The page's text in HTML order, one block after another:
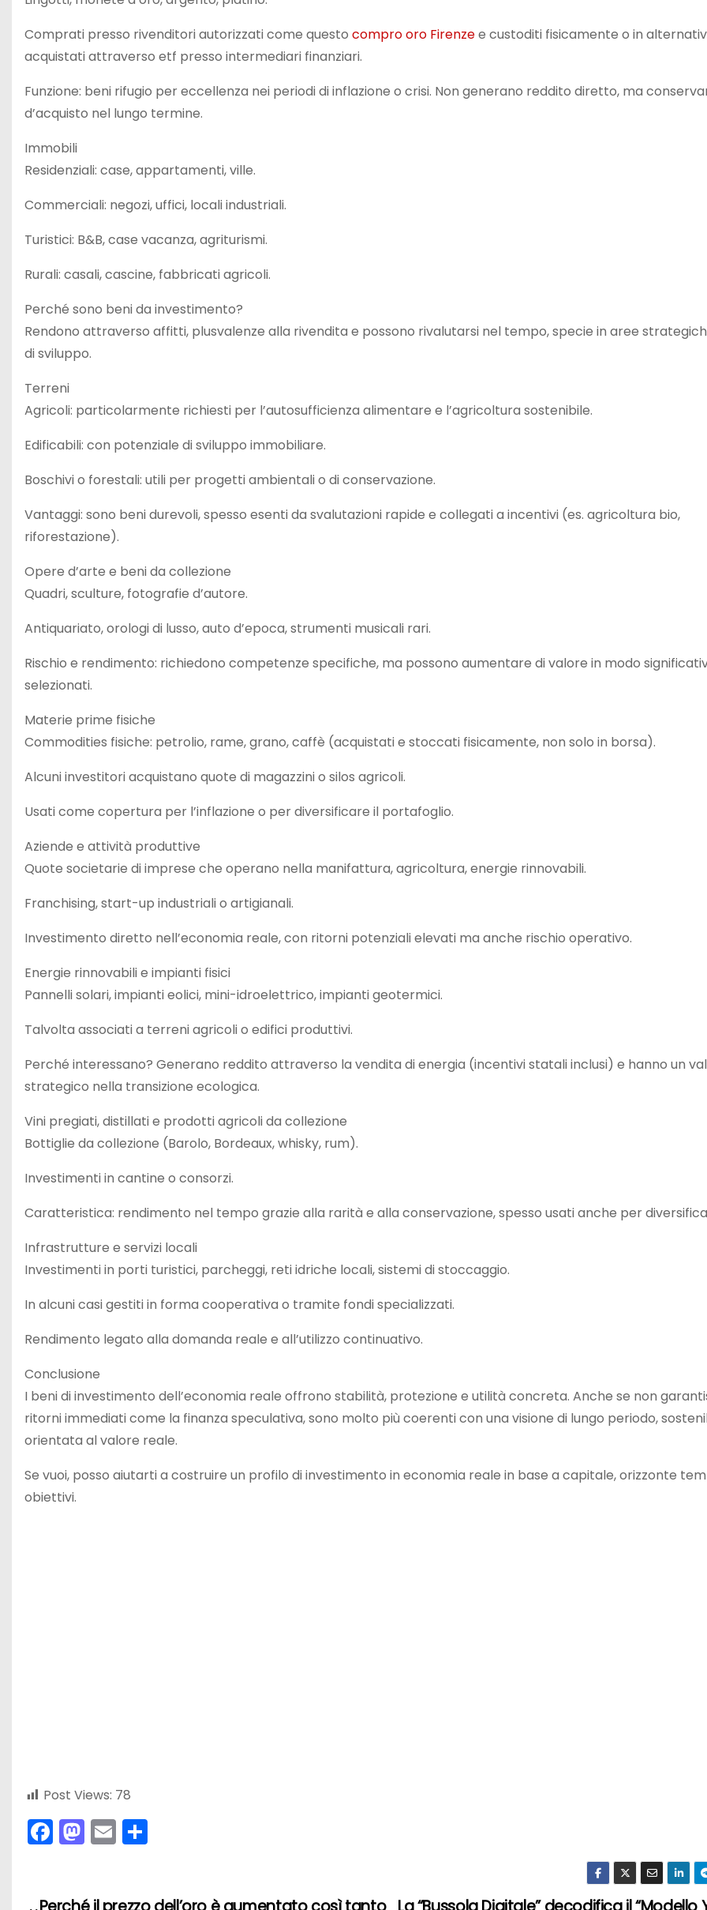
Comprati presso rivenditori autorizzati come questo compro oro Firenzee custoditi fisicamente o in
acquistati attraverso etf presso intermediari finanziari.
Funzione: beni rifugio per eccellenza nei periodi di inflazione o crisi. Non generano reddito diretto, ma
d’acquisto nel lungo termine.
Immobili
Residenziali: case, appartamenti, ville.
Commerciali: negozi, uffici, locali industriali.
Turistici: B&B, case vacanza, agriturismi.
Rurali: casali, cascine, fabbricati agricoli.
Perché sono beni da investimento?
Rendono attraverso affitti, plusvalenze alla rivendita e possono rivalutarsi nel tempo, specie in aree
di sviluppo.
Terreni
Agricoli: particolarmente richiesti per l’autosufficienza alimentare e l’agricoltura sostenibile.
Edificabili: con potenziale di sviluppo immobiliare.
Boschivi o forestali: utili per progetti ambientali o di conservazione.
Vantaggi: sono beni durevoli, spesso esenti da svalutazioni rapide e collegati a incentivi (es. agricoltura bio,
riforestazione).
Opere d’arte e beni da collezione
Quadri, sculture, fotografie d’autore.
Antiquariato, orologi di lusso, auto d’epoca, strumenti musicali rari.
Rischio e rendimento: richiedono competenze specifiche, ma possono aumentare di valore in modo
selezionati.
Materie prime fisiche
Commodities fisiche: petrolio, rame, grano, caffè (acquistati e stoccati fisicamente, non solo in borsa).
Alcuni investitori acquistano quote di magazzini o silos agricoli.
Usati come copertura per l’inflazione o per diversificare il portafoglio.
Aziende e attività produttive
Quote societarie di imprese che operano nella manifattura, agricoltura, energie rinnovabili.
Franchising, start-up industriali o artigianali.
Investimento diretto nell’economia reale, con ritorni potenziali elevati ma anche rischio operativo.
Energie rinnovabili e impianti fisici
Pannelli solari, impianti eolici, mini-idroelettrico, impianti geotermici.
Talvolta associati a terreni agricoli o edifici produttivi.
Perché interessano? Generano reddito attraverso la vendita di energia (incentivi statali inclusi) e hanno un
strategico nella transizione ecologica.
Vini pregiati, distillati e prodotti agricoli da collezione
Bottiglie da collezione (Barolo, Bordeaux, whisky, rum).
Investimenti in cantine o consorzi.
Caratteristica: rendimento nel tempo grazie alla rarità e alla conservazione, spesso usati anche per
Infrastrutture e servizi locali
Investimenti in porti turistici, parcheggi, reti idriche locali, sistemi di stoccaggio.
In alcuni casi gestiti in forma cooperativa o tramite fondi specializzati.
Rendimento legato alla domanda reale e all’utilizzo continuativo.
Conclusione
I beni di investimento dell’economia reale offrono stabilità, protezione e utilità concreta. Anche se non
ritorni immediati come la finanza speculativa, sono molto più coerenti con una visione di lungo periodo,
orientata al valore reale.
Se vuoi, posso aiutarti a costruire un profilo di investimento in economia reale in base a capitale, orizzonte
obiettivi.
Post Views: 78
F
a
M
a
E
m